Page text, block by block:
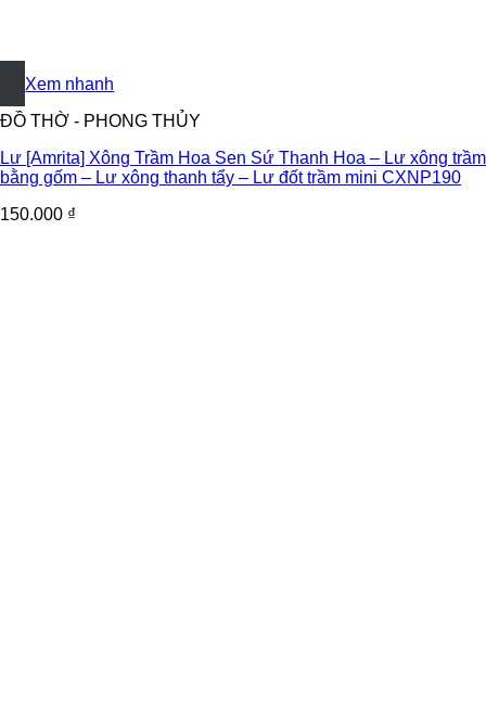
+
Xem nhanh
ĐỒ THỜ - PHONG THỦY
Lư [Amrita] Xông Trầm Hoa Sen Sứ Thanh Hoa – Lư xông trầm
bằng gốm – Lư xông thanh tẩy – Lư đốt trầm mini CXNP190
150.000 ₫